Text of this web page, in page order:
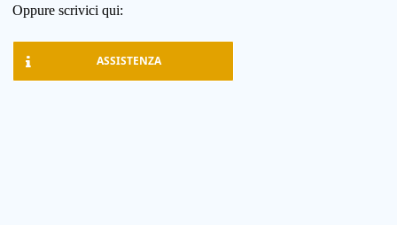
Oppure scrivici qui:
ASSISTENZA